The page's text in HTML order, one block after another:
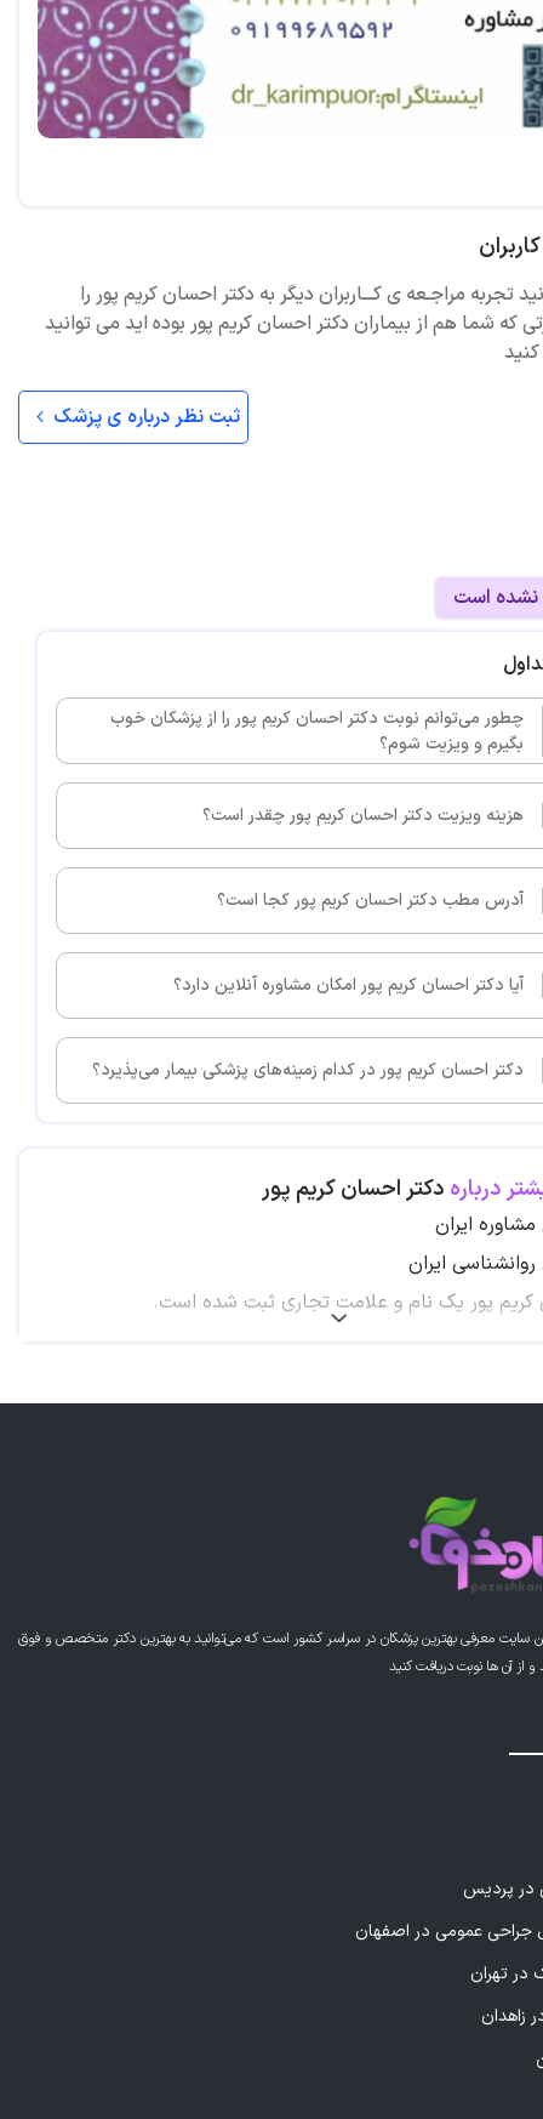
تجربه مراجـعه ی کـــاربران دیگر به دکتر احسان کریم پور را
که شما هم از بیماران دکتر احسان کریم پور بوده اید می توانید
ثبت نظر درباره ی پزشک
نشده است
چطور می‌توانم نوبت دکتر احسان کریم پور را از پزشکان خوب
بگیرم و ویزیت شوم؟
هزینه ویزیت دکتر احسان کریم پور چقدر است؟
آدرس مطب دکتر احسان کریم پور کجا است؟
آیا دکتر احسان کریم پور امکان مشاوره آنلاین دارد؟
دکتر احسان کریم پور در کدام زمینه‌های پزشکی بیمار می‌پذیرد؟
درباره دکتر احسان کریم پور
ایران
ایران
کریم پور یک نام و علامت تجاری ثبت شده است.
سایت معرفی بهترین پزشکان در سراسر کشور است که می‌توانید به بهترین دکتر متخصص و فوق
آن ها نوبت دریافت کنید
در پردیس
عمومی در اصفهان
در تهران
زاهدان